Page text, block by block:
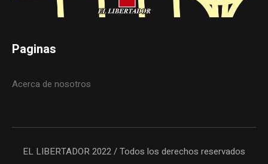
Paginas
Acerca de nosotros
EL LIBERTADOR 2022 / Todos los derechos reservados